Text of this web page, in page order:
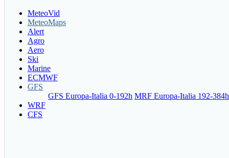
MeteoVid
MeteoMaps
Alert
Agro
Aero
Ski
Marine
ECMWF
GFS
GFS Europa-Italia 0-192h MRF Europa-Italia 192-384h
WRF
CFS